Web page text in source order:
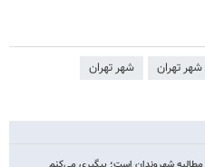
تهران شهر تهران